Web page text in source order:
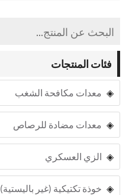
فئات المنتجات
معدات مكافحة الشغب
معدات مضادة للرصاص
الزي العسكري
خوذة تكتيكية (غير باليستية)